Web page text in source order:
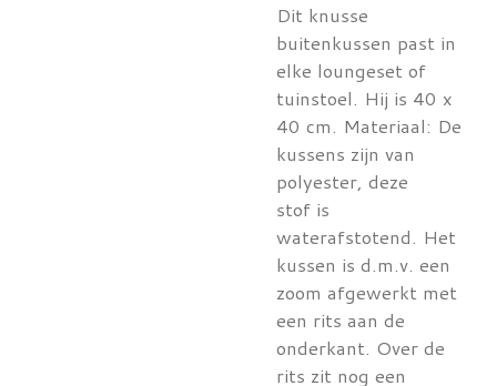
Dit knusse
buitenkussen past in
elke loungeset of
tuinstoel. Hij is 40 x
40 cm. Materiaal: De
kussens zijn van
polyester, deze
stof is
waterafstotend. Het
kussen is d.m.v. een
zoom afgewerkt met
een rits aan de
onderkant. Over de
rits zit nog een